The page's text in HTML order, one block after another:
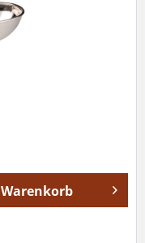
Warenkorb